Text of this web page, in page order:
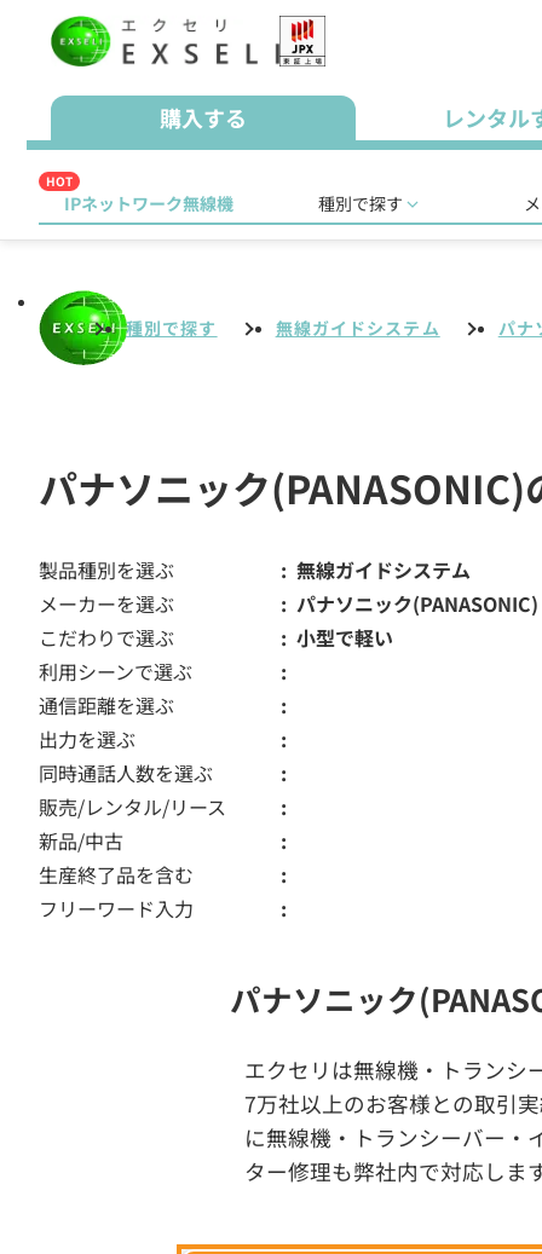
購入する レンタル
HOT
IPネットワーク無線機 種別で探す
種別で探す 無線ガイドシステム パナ
パナソニック
製品種別を選ぶ
無線ガイドシステム
メーカーを選ぶ
パナソニック(PANASONIC)
こだわりで選ぶ
小型で軽い
利用シーンで選ぶ
通信距離を選ぶ
出力を選ぶ
同時通話人数を選ぶ
販売/レンタル/リース
新品/中古
生産終了品を含む
フリーワード入力
パナソニック
エクセリは無線機・トランシ
7万社以上のお客様との取引
に無線機・トランシーバー・
ター修理も弊社内で対応しま